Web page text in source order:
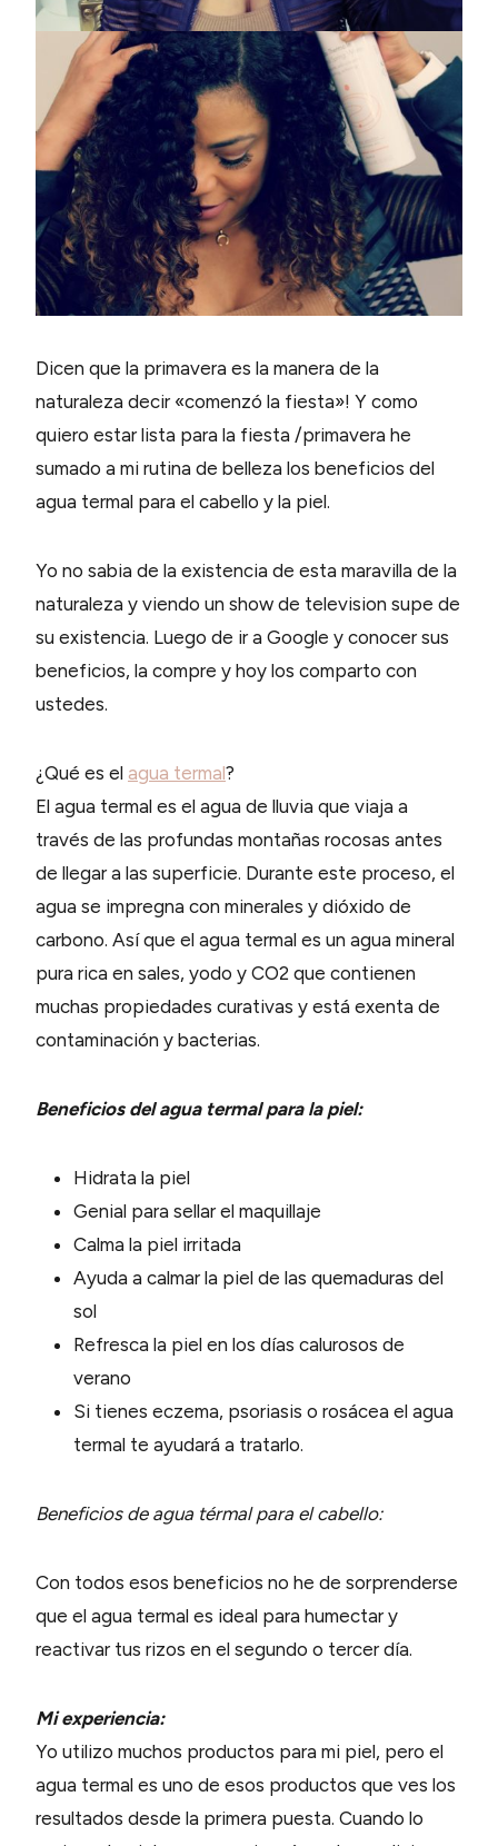
Dicen que la primavera es la manera de la
naturaleza decir «comenzó la fiesta»! Y como
quiero estar lista para la fiesta /primavera he
sumado a mi rutina de belleza los beneficios del
agua termal para el cabello y la piel.
Yo no sabia de la existencia de esta maravilla de la
naturaleza y viendo un show de television supe de
su existencia. Luego de ir a Google y conocer sus
beneficios, la compre y hoy los comparto con
ustedes.
¿Qué es el agua termal?
El agua termal es el agua de lluvia que viaja a
través de las profundas montañas rocosas antes
de llegar a las superficie. Durante este proceso, el
agua se impregna con minerales y dióxido de
carbono. Así que el agua termal es un agua mineral
pura rica en sales, yodo y CO2 que contienen
muchas propiedades curativas y está exenta de
contaminación y bacterias.
Beneficios del agua termal para la piel:
Hidrata la piel
Genial para sellar el maquillaje
Calma la piel irritada
Ayuda a calmar la piel de las quemaduras del
sol
Refresca la piel en los días calurosos de
verano
Si tienes eczema, psoriasis o rosácea el agua
termal te ayudará a tratarlo.
Beneficios de agua térmal para el cabello:
Con todos esos beneficios no he de sorprenderse
que el agua termal es ideal para humectar y
reactivar tus rizos en el segundo o tercer día.
Mi experiencia:
Yo utilizo muchos productos para mi piel, pero el
agua termal es uno de esos productos que ves los
resultados desde la primera puesta. Cuando lo